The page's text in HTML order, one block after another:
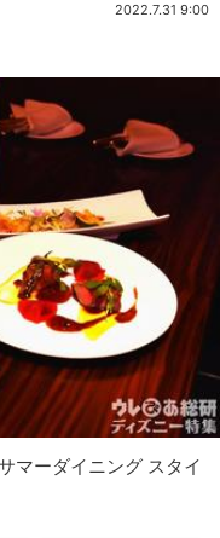
2022.7.31 9:00
マーダイニング スタイ